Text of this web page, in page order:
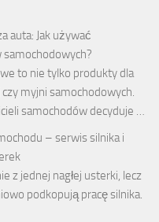
auta: Jak używać
to nie tylko produkty dla
myjni samochodowych.
samochodów decyduje …
– serwis silnika i
z jednej nagłej usterki, lecz
podkopują pracę silnika.